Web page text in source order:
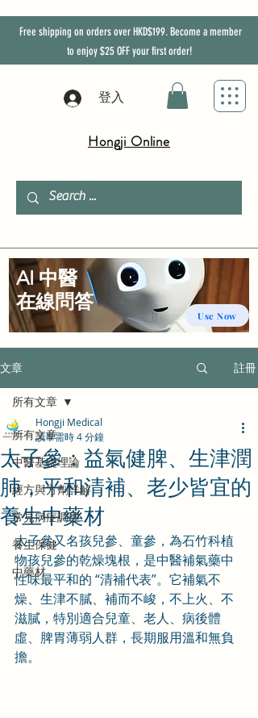
Free shipping on orders over HKD$199. Become a member
to enjoy$25 OFFyour first order!
登入
Hongji Online
文章 註冊
所有文章
中醫基礎理論
經方與方劑詳解
常見病症調理
養生保健
中藥材
所有文章
太子參：益氣健脾、生津潤
肺，平和清補、老少皆宜的
養生中藥材
Hongji Medical
讀畢需時 4 分鐘
太子參又名孩兒參、童參，為石竹科植
物孩兒參的乾燥塊根，是中醫補氣藥中
性味最平和的 “清補代表”。它補氣不
燥、生津不膩、補而不峻，不上火、不
滋膩，特別適合兒童、老人、病後體
虛、脾胃薄弱人群，長期服用溫和無負
擔。
Use Now
AI 中醫
​在線問答